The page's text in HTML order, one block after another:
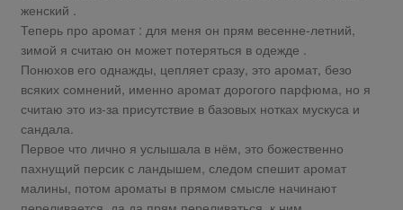
женский .
Теперь про аромат : для меня он прям весенне-летний,
зимой я считаю он может потеряться в одежде .
Понюхов его однажды, цепляет сразу, это аромат, безо
всяких сомнений, именно аромат дорогого парфюма, но я
считаю это из-за присутствие в базовых нотках мускуса и
сандала.
Первое что лично я услышала в нём, это божественно
пахнущий персик с ландышем, следом спешит аромат
малины, потом ароматы в прямом смысле начинают